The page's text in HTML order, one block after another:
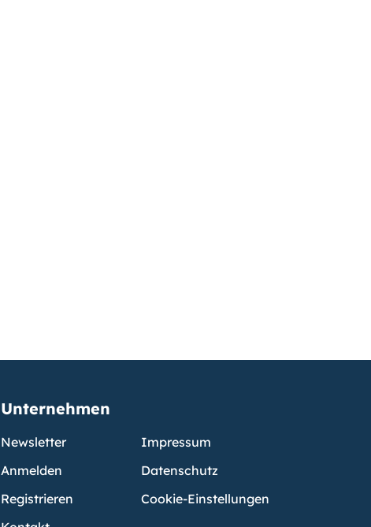
Unternehmen
Newsletter
Anmelden
Registrieren
Impressum
Datenschutz
Cookie-Einstellungen